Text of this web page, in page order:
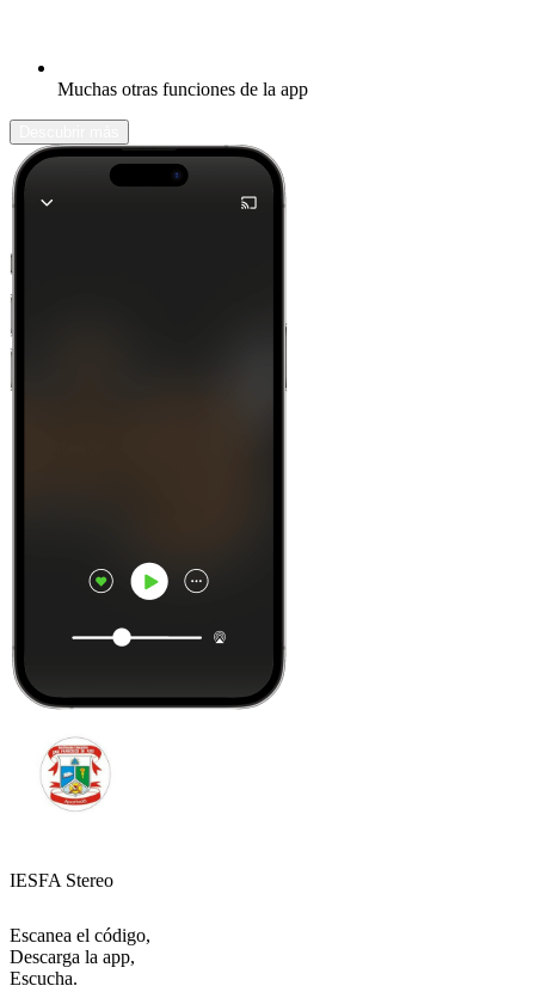
Muchas otras funciones de la app
IESFA Stereo
Escanea el código,
Descarga la app,
Escucha.